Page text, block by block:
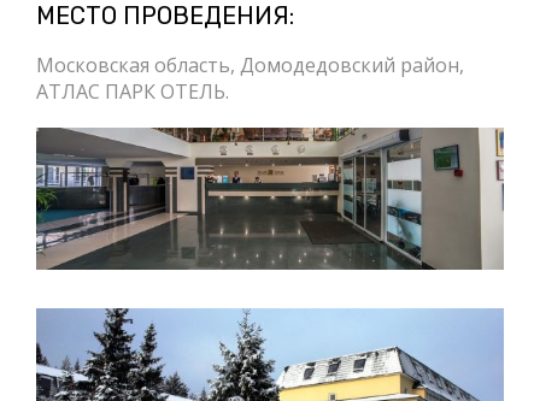
МЕСТО ПРОВЕДЕНИЯ:
Московская область, Домодедовский район,
АТЛАС ПАРК ОТЕЛЬ.